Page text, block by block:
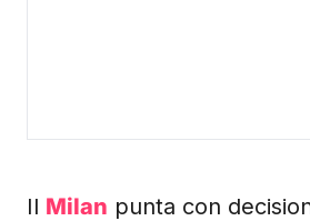
Il Milan punta con